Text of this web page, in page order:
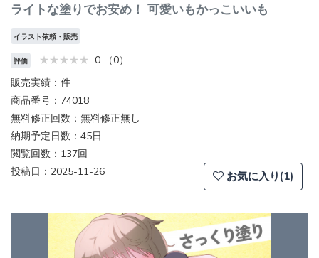
ライトな塗りでお安め！ 可愛いもかっこいいも
イラスト依頼・販売
評価
0 （0）
販売実績：件
商品番号：74018
無料修正回数：無料修正無し
納期予定日数：45日
閲覧回数：137回
投稿日：2025-11-26
お気に入り(1)